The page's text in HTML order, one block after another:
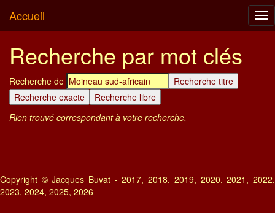
Accueil
Recherche par mot clés
Recherche de
Rien trouvé correspondant à votre recherche.
Copyright © Jacques Buvat - 2017, 2018, 2019, 2020, 2021, 2022,
2023, 2024, 2025, 2026